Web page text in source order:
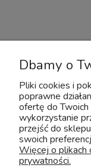
Projekt i
Dbamy o
Pliki cookies i
poprawne
ofertę do
wykorzystanie
przejść do
swoich
Więcej o plikach
prywatności.